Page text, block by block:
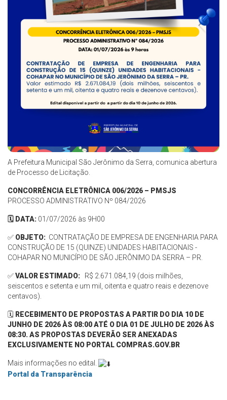
A Prefeitura Municipal São Jerônimo da Serra, comunica abertura
de Processo de Licitação.
CONCORRÊNCIA ELETRÔNICA 006/2026 – PMSJS
PROCESSO ADMINISTRATIVO Nº 084/2026
🗓️ DATA: 01/07/2026 às 9H00
✅ OBJETO: CONTRATAÇÃO DE EMPRESA DE ENGENHARIA PARA
CONSTRUÇÃO DE 15 (QUINZE) UNIDADES HABITACIONAIS -
COHAPAR NO MUNICÍPIO DE SÃO JERÔNIMO DA SERRA – PR.
✅VALOR ESTIMADO:
R$ 2.671.084,19 (dois milhões,
seiscentos e setenta e um mil, oitenta e quatro reais e dezenove
centavos).
🗓️ RECEBIMENTO DE PROPOSTAS A PARTIR DO DIA 10 DE
JUNHO DE 2026 ÀS 08:00 ATÉ O DIA 01 DE JULHO DE 2026 ÀS
08:30. AS PROPOSTAS DEVERÃO SER ANEXADAS
EXCLUSIVAMENTE NO PORTAL COMPRAS.GOV.BR
Mais informações no edital.
Portal da Transparência